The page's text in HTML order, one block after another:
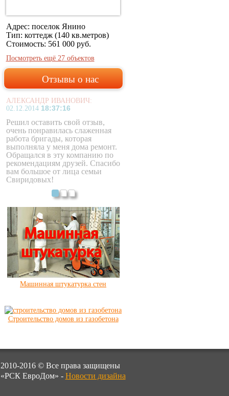
Адрес: поселок Янино
Тип: коттедж (140 кв.метров)
Стоимость: 561 000 руб.
Посмотреть ещё 27 объектов
Отзывы о нас
АЛЕКСАНДР ИВАНОВИЧ:
02.12.2014 18:37:16
Решил оставить свой отзыв,
очень понравилась слаженная
работа бригады, которая
выполняла у меня дома ремонт.
Обращался в эту компанию по
рекомендациям друзей. Спасибо
вам большое от лица семьи
Свиридовых!
Машинная штукатурка стен
Строительство домов из газобетона
2010-2016 © Все права защищены
«РСК ЕвроДом» - Новости дизайна